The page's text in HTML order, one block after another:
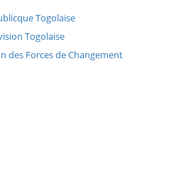
Togolaise
Togolaise
des Forces de Changement